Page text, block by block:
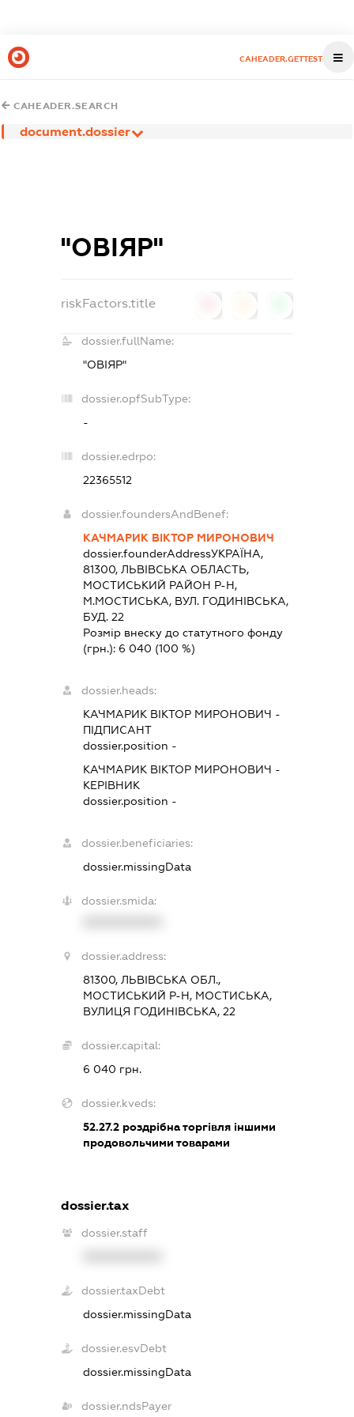
CAHEADER.GETTEST
CAHEADER.SEARCH
document.dossier
"ОВІЯР"
riskFactors.title
dossier.fullName:
"ОВІЯР"
dossier.opfSubType:
-
dossier.edrpo:
22365512
dossier.foundersAndBenef:
КАЧМАРИК ВІКТОР МИРОНОВИЧ
dossier.founderAddressУКРАЇНА,
81300, ЛЬВIВСЬКА ОБЛАСТЬ,
МОСТИСЬКИЙ РАЙОН Р-Н,
М.МОСТИСЬКА, ВУЛ. ГОДИНІВСЬКА,
БУД. 22
Розмір внеску до статутного фонду
(грн.): 6 040 (100 %)
dossier.heads:
КАЧМАРИК ВІКТОР МИРОНОВИЧ -
ПІДПИСАНТ
dossier.position -
КАЧМАРИК ВІКТОР МИРОНОВИЧ -
КЕРІВНИК
dossier.position -
dossier.beneficiaries:
dossier.missingData
dossier.smida:
dossier.address:
81300, ЛЬВІВСЬКА ОБЛ.,
МОСТИСЬКИЙ Р-Н, МОСТИСЬКА,
ВУЛИЦЯ ГОДИНІВСЬКА, 22
dossier.capital:
6 040 грн.
dossier.kveds:
52.27.2 роздрібна торгівля іншими
продовольчими товарами
dossier.tax
dossier.staff
dossier.taxDebt
dossier.missingData
dossier.esvDebt
dossier.missingData
dossier.ndsPayer